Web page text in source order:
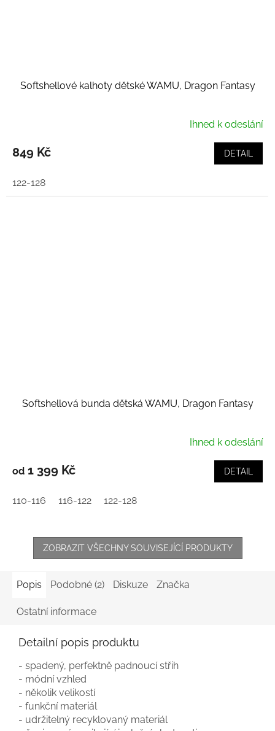
Softshellové kalhoty dětské WAMU, Dragon Fantasy
Ihned k odeslání
849 Kč DETAIL
122-128
Softshellová bunda dětská WAMU, Dragon Fantasy
Ihned k odeslání
od 1 399 Kč DETAIL
110-116 116-122 122-128
ZOBRAZIT VŠECHNY SOUVISEJÍCÍ PRODUKTY
Popis Podobné (2) Diskuze Značka
Ostatní informace
Detailní popis produktu
- spadený, perfektně padnoucí střih
- módní vzhled
- několik velikostí
- funkční materiál
- udržitelný recyklovaný materiál